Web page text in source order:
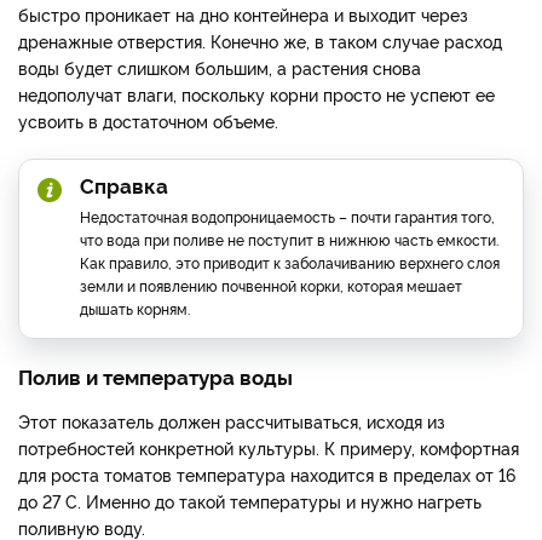
быстро проникает на дно контейнера и выходит через
дренажные отверстия. Конечно же, в таком случае расход
воды будет слишком большим, а растения снова
недополучат влаги, поскольку корни просто не успеют ее
усвоить в достаточном объеме.
Справка
Недостаточная водопроницаемость – почти гарантия того,
что вода при поливе не поступит в нижнюю часть емкости.
Как правило, это приводит к заболачиванию верхнего слоя
земли и появлению почвенной корки, которая мешает
дышать корням.
Полив и температура воды
Этот показатель должен рассчитываться, исходя из
потребностей конкретной культуры. К примеру, комфортная
для роста томатов температура находится в пределах от 16
до 27 С. Именно до такой температуры и нужно нагреть
поливную воду.